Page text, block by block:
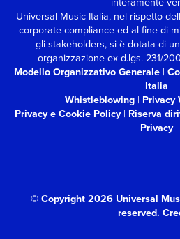
Universal Music Italia, nel rispetto
corporate compliance ed al fine di
gli stakeholders,si è dotata di
organizzazione ex d.lgs. 231/
Modello Organizzativo Generale |
Italia
Whistleblowing | Privacy
Privacy e Cookie Policy| Riserva
Privacy
© Copyright 2026 Universal
reserved.